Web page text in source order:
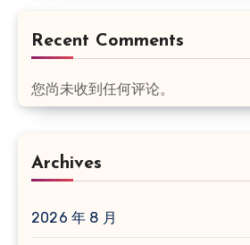
Recent Comments
您尚未收到任何评论。
Archives
2026 年 8 月